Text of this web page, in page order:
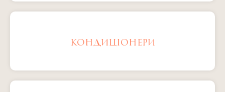
КОНДИЦІОНЕРИ